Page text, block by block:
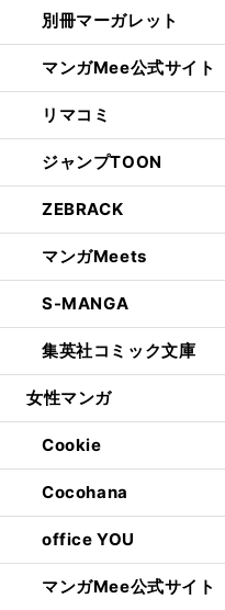
別冊マーガレット
マンガMee公式サイト
リマコミ
ジャンプTOON
ZEBRACK
マンガMeets
S-MANGA
集英社コミック文庫
女性マンガ
Cookie
Cocohana
office YOU
マンガMee公式サイト